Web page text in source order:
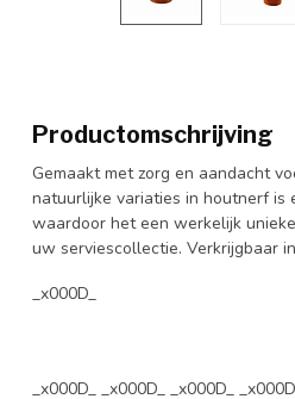
Productomschrijving
Gemaakt met zorg en aandacht
natuurlijke variaties in houtnerf is
waardoor het een werkelijk
uw serviescollectie. Verkrijgbaar
_x000D_
_x000D_ _x000D_ _x000D_